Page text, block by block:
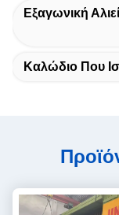
Εξαγωνική
Καλώδιο Που